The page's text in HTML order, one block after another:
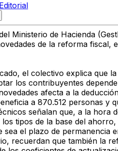
Ministerio de Hacienda
de la reforma fiscal,
el colectivo explica que
los contribuyentes
afecta a la
a 870.512 personas y
señalan que, a la hora
los tipos de la base del
sea el plazo de permanencia
recuerdan que también la